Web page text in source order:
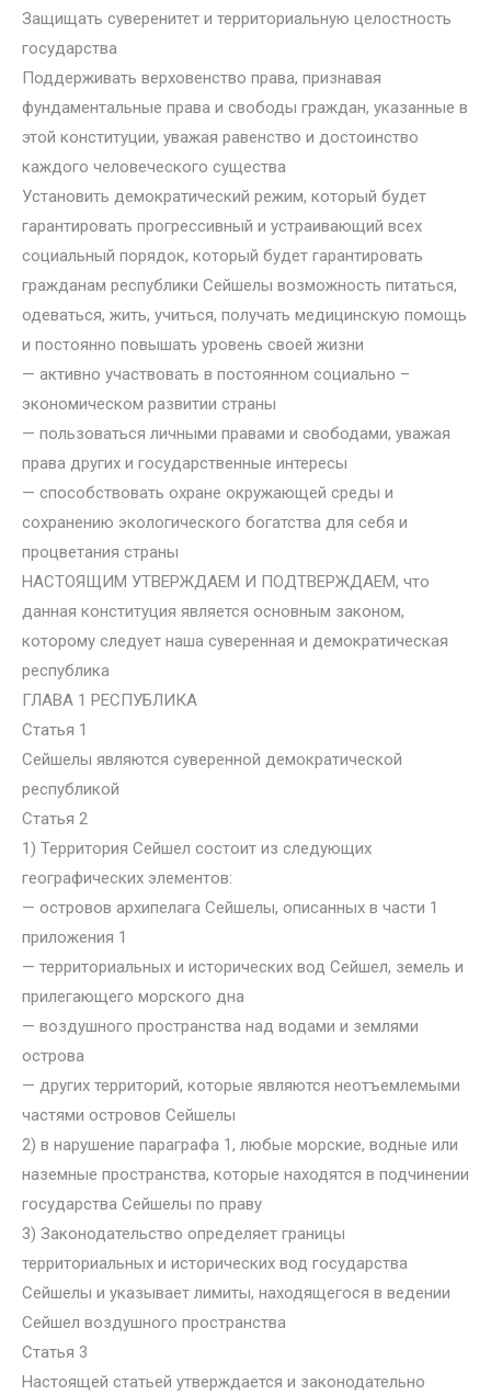
Защищать суверенитет и территориальную целостность
государства
Поддерживать верховенство права, признавая
фундаментальные права и свободы граждан, указанные в
этой конституции, уважая равенство и достоинство
каждого человеческого существа
Установить демократический режим, который будет
гарантировать прогрессивный и устраивающий всех
социальный порядок, который будет гарантировать
гражданам республики Сейшелы возможность питаться,
одеваться, жить, учиться, получать медицинскую помощь
и постоянно повышать уровень своей жизни
— активно участвовать в постоянном социально –
экономическом развитии страны
— пользоваться личными правами и свободами, уважая
права других и государственные интересы
— способствовать охране окружающей среды и
сохранению экологического богатства для себя и
процветания страны
НАСТОЯЩИМ УТВЕРЖДАЕМ И ПОДТВЕРЖДАЕМ, что
данная конституция является основным законом,
которому следует наша суверенная и демократическая
республика
ГЛАВА 1 РЕСПУБЛИКА
Статья 1
Сейшелы являются суверенной демократической
республикой
Статья 2
1) Территория Сейшел состоит из следующих
географических элементов:
— островов архипелага Сейшелы, описанных в части 1
приложения 1
— территориальных и исторических вод Сейшел, земель и
прилегающего морского дна
— воздушного пространства над водами и землями
острова
— других территорий, которые являются неотъемлемыми
частями островов Сейшелы
2) в нарушение параграфа 1, любые морские, водные или
наземные пространства, которые находятся в подчинении
государства Сейшелы по праву
3) Законодательство определяет границы
территориальных и исторических вод государства
Сейшелы и указывает лимиты, находящегося в ведении
Сейшел воздушного пространства
Статья 3
Настоящей статьей утверждается и законодательно